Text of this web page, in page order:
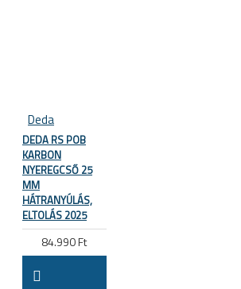
Deda
DEDA RS POB
KARBON
NYEREGCSŐ 25
MM
HÁTRANYÚLÁS,
ELTOLÁS 2025
84.990 Ft